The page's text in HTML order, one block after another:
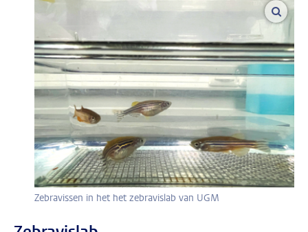
Zebravissen in het het zebravislab van UGM